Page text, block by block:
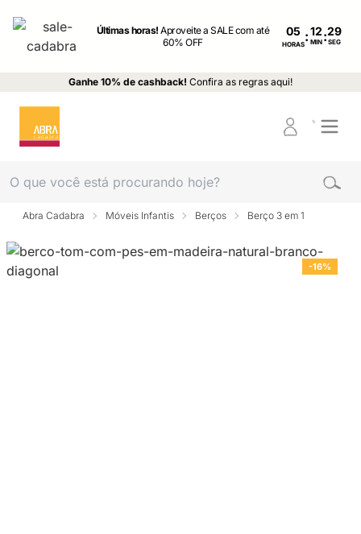
Últimas horas!Aproveite a SALE com até
60% OFF
05
HORAS: MIN : SEG
Ganhe 10% de cashback! Confira as regras aqui!
Abra Cadabra Móveis Infantis Berços Berço 3 em 1
-16%